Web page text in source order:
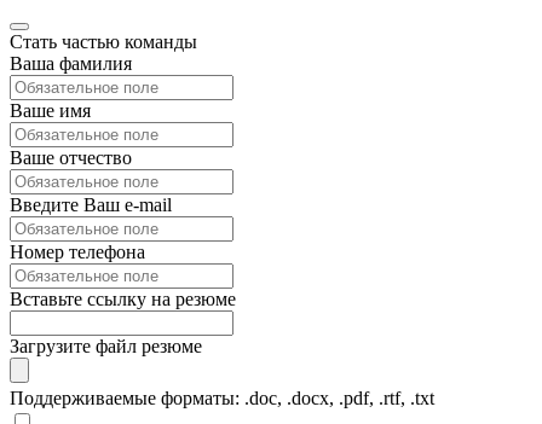
Стать частью команды
Ваша фамилия
Ваше имя
Ваше отчество
Введите Ваш e-mail
Номер телефона
Вставьте ссылку на резюме
Загрузите файл резюме
Поддерживаемые форматы: .doc, .docx, .pdf, .rtf, .txt